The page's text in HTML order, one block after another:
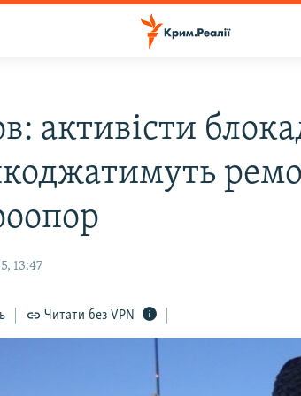
активісти
13:47
Читати без VPN